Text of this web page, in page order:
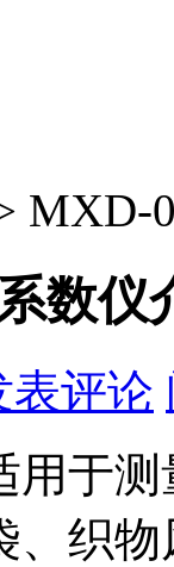
MXD-
数仪
表评论
用于
、织